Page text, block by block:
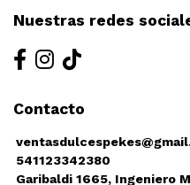
Nuestras redes
Contacto
541123342380
Garibaldi 1665, Ingeniero